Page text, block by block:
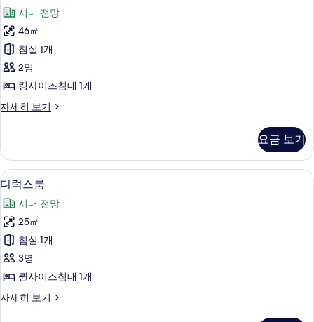
보
기
2+2)
자
세
히
보
기
니
어
스
위
트
(The
Level
View)
사
진
모
두
보
기
시내 전망
46㎡
침실 1개
2명
킹사이즈침대 1개
자세히 보기
주
위
트
(The
Level
-
Panoramic
View)
자
세
히
보
기
요금 보기
디
럭
스
룸
사
진
모
두
이집트산 면 시트, 고급 침구, 오리/거
4
디럭스룸
시내 전망
25㎡
침실 1개
3명
퀸사이즈침대 1개
자세히 보기
디